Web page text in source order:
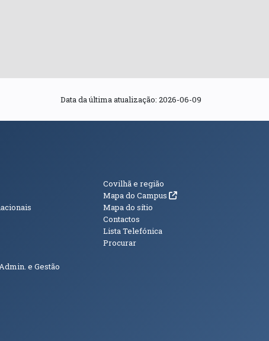
Data da última atualização: 2026-06-09
e Gestão
Informações
Covilhã e região
Mapa do Campus (abre em nova janela)
Mapa do sítio
Contactos
Lista Telefónica
Procurar